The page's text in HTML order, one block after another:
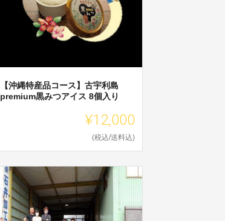
【沖縄特産品コース】古宇利島
premium黒みつアイス 8個入り
¥12,000
(税込/送料込)